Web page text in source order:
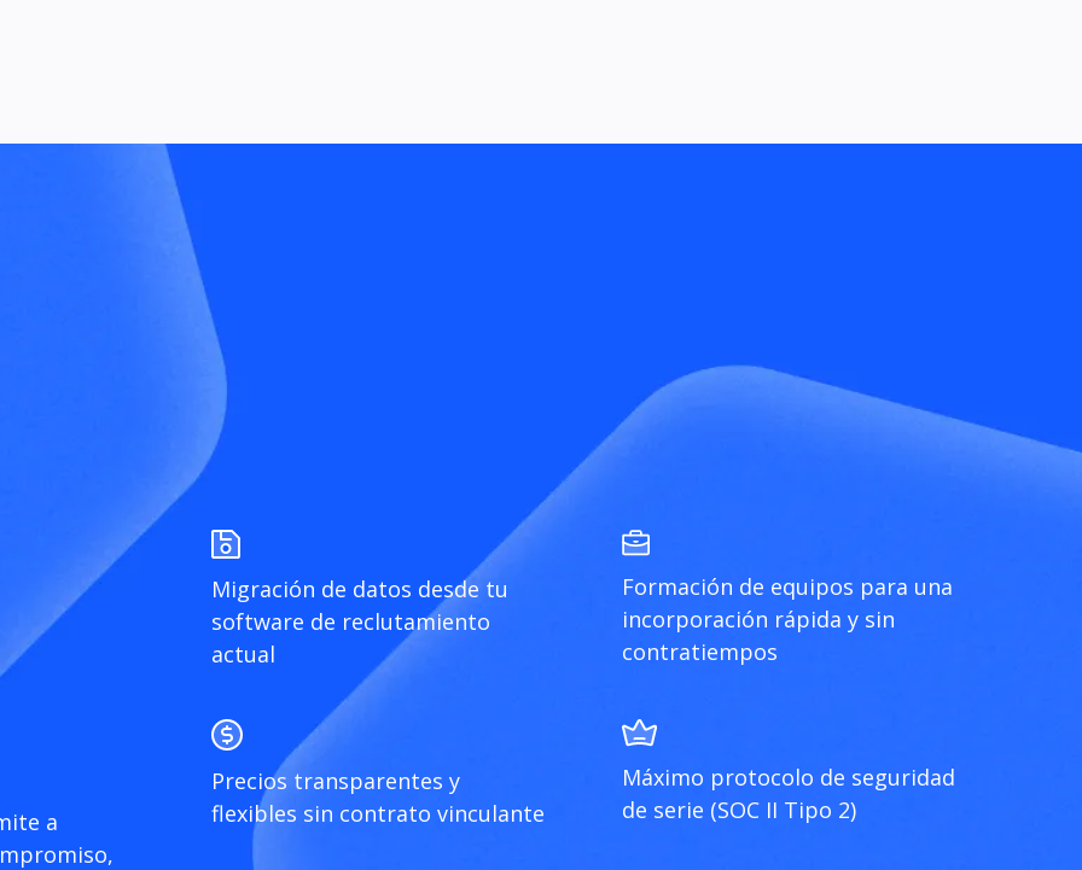
a
Migración de datos desde tu
software de reclutamiento
actual
Formación de equipos para una
incorporación rápida y sin
contratiempos
Precios transparentes y
flexibles sin contrato vinculante
Máximo protocolo de seguridad
de serie (SOC II Tipo 2)